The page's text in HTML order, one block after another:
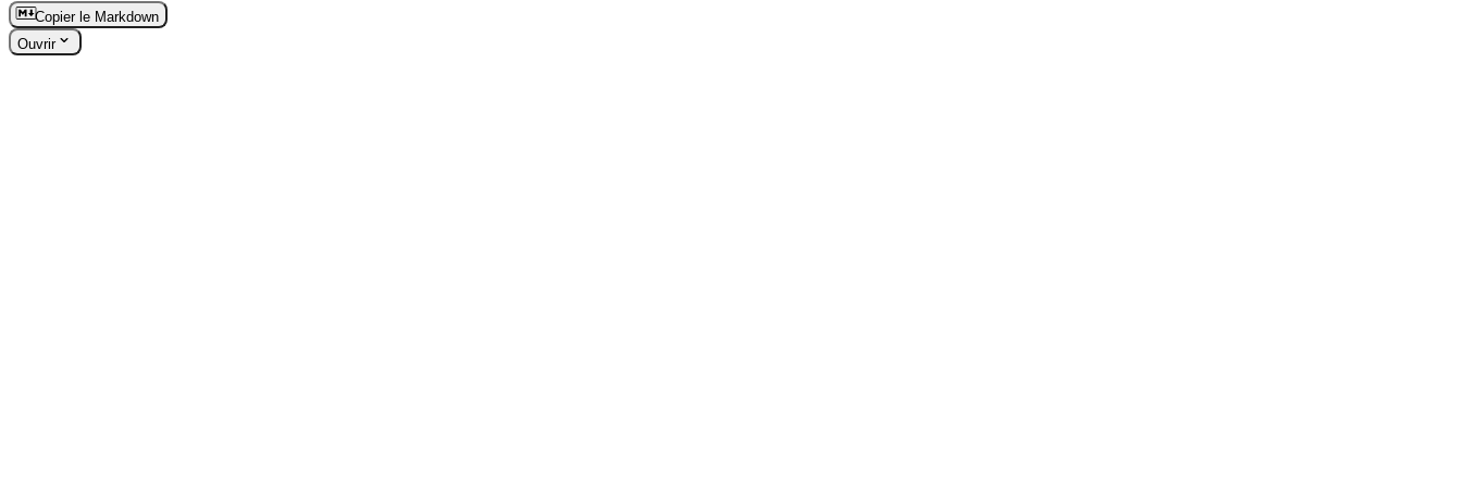
Copier le Markdown
Ouvrir